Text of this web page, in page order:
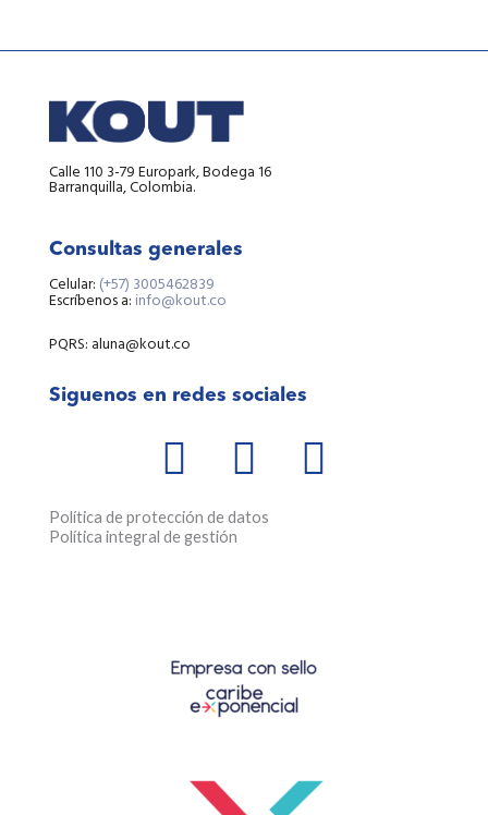
Calle 110 3-79 Europark, Bodega 16
Barranquilla, Colombia.
Consultas generales
Celular: (+57) 3005462839
Escríbenos a: info@kout.co
PQRS: aluna@kout.co
Siguenos en redes sociales
W
h
a
a
p
F
a
c
o
o
I
n
g
m
Política de protección de datos
Política integral de gestión